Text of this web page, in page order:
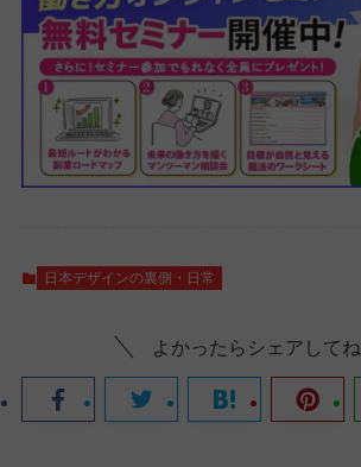
日本デザインの裏側・日常
よかったらシェアしてね